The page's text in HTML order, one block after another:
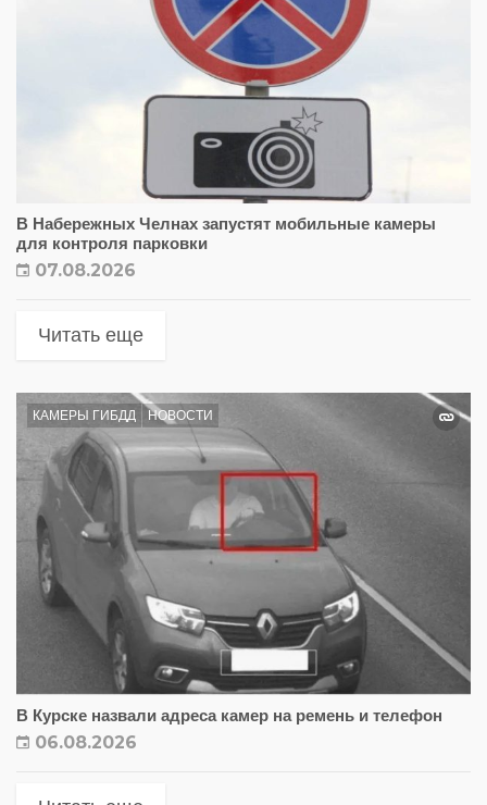
В Набережных Челнах запустят мобильные камеры
для контроля парковки
07.08.2026
Читать еще
КАМЕРЫ ГИБДД НОВОСТИ
В Курске назвали адреса камер на ремень и телефон
06.08.2026